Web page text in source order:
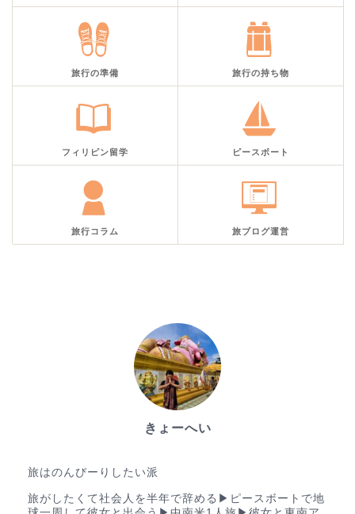
旅行の準備 旅行の持ち物
フィリピン留学 ピースボート
旅行コラム 旅ブログ運営
きょーへい
旅はのんびーりしたい派
旅がしたくて社会人を半年で辞める▶︎ピースボートで地